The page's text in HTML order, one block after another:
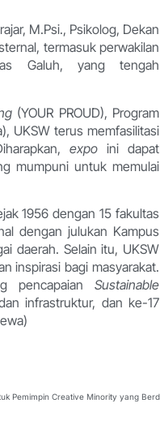
M.Psi., Psikolog, Dekan
termasuk perwakilan
Galuh, yang tengah
(YOUR PROUD), Program
UKSW terus memfasilitasi
expoini dapat
mumpuni untuk memulai
1956 dengan 15 fakultas
dengan julukan Kampus
daerah. Selain itu, UKSW
inspirasi bagi masyarakat.
pencapaian Sustainable
infrastruktur, dan ke-17